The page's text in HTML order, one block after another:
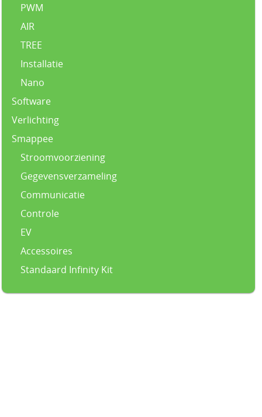
PWM
AIR
TREE
Installatie
Nano
Software
Verlichting
Smappee
Stroomvoorziening
Gegevensverzameling
Communicatie
Controle
EV
Accessoires
Standaard Infinity Kit